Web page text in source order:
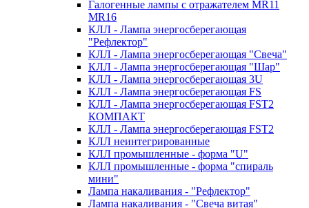
Галогенные лампы с отражателем MR11
MR16
КЛЛ - Лампа энергосберегающая
"Рефлектор"
КЛЛ - Лампа энергосберегающая "Свеча"
КЛЛ - Лампа энергосберегающая "Шар"
КЛЛ - Лампа энергосберегающая 3U
КЛЛ - Лампа энергосберегающая FS
КЛЛ - Лампа энергосберегающая FST2
КОМПАКТ
КЛЛ - Лампа энергосберегающая FSТ2
КЛЛ неинтегрированные
КЛЛ промышленные - форма "U"
КЛЛ промышленные - форма "спираль
мини"
Лампа накаливания - "Рефлектор"
Лампа накаливания - "Свеча витая"